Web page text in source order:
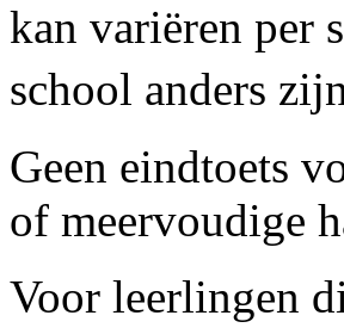
kan variëren per
school anders
Geen eindtoets
of meervoudige
Voor leerlingen